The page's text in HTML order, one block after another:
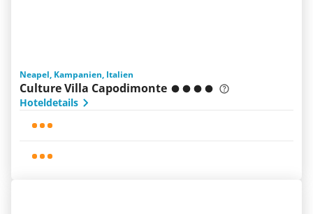
Neapel, Kampanien, Italien
Culture Villa Capodimonte
Hoteldetails